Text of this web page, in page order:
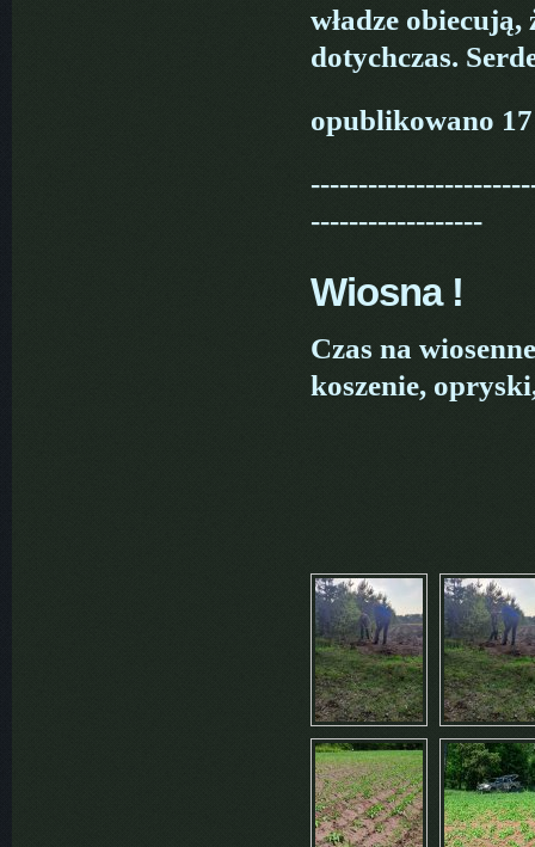
władze
dotychczas.
opublikowano
------------------
Wiosna !
Czas na
koszenie,